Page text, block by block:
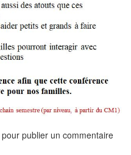
pour publier un commentaire